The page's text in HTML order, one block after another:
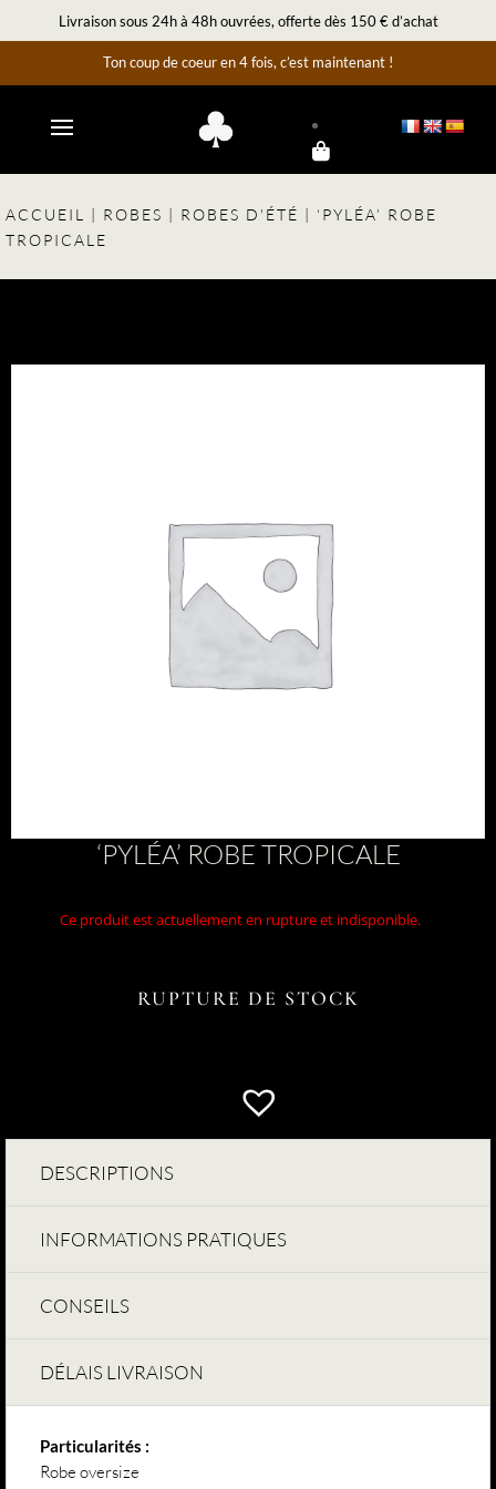
Livraison sous 24h à 48h ouvrées, offerte dès 150 € d’achat
Ton coup de coeur en 4 fois, c’est maintenant !
ACCUEIL | ROBES | ROBES D'ÉTÉ | ‘PYLÉA’ ROBE
TROPICALE
‘PYLÉA’ ROBE TROPICALE
Ce produit est actuellement en rupture et indisponible.
RUPTURE DE STOCK
DESCRIPTIONS
INFORMATIONS PRATIQUES
CONSEILS
DÉLAIS LIVRAISON
Particularités :
Robe oversize